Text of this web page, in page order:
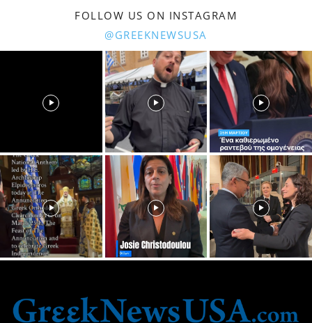
FOLLOW US ON INSTAGRAM
@GREEKNEWSUSA